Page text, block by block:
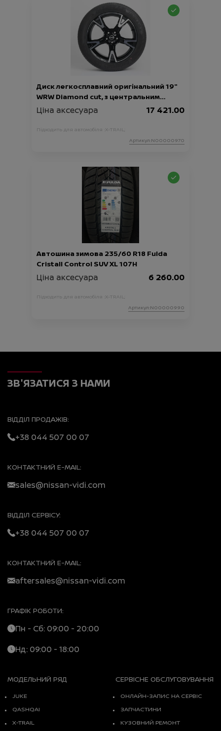
Диск легкосплавний оригінальний 19"
WRW Diamond cut, з центральним
ковпачком
Ціна аксесуара 17 421.00
Підходить для автомобіля :
X-TRAIL;
Артикул:N00000970
Автошина зимова 235/60 R18 Fulda
Cristall Control SUV XL 107H
Ціна аксесуара 6 260.00
Підходить для автомобіля :
X-TRAIL;
Артикул:N00000990
ЗВ'ЯЗАТИСЯ З НАМИ
ВІДДІЛ ПРОДАЖІВ:
+38 044 507 00 07
КОНТАКТНИЙ E-MAIL:
sales@nissan-vidi.com
ВІДДІЛ СЕРВІСУ:
+38 044 507 00 07
КОНТАКТНИЙ E-MAIL:
aftersales@nissan-vidi.com
ГРАФІК РОБОТИ:
Пн - Сб: 09:00 - 20:00
Нд: 09:00 - 18:00
МОДЕЛЬНИЙ РЯД
JUKE
QASHQAI
X-TRAIL
СЕРВІСНЕ ОБСЛУГОВУВАННЯ
ОНЛАЙН-ЗАПИС НА СЕРВІС
ЗАПЧАСТИНИ
КУЗОВНИЙ РЕМОНТ